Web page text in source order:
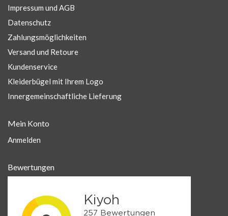
Impressum und AGB
Datenschutz
Zahlungsmöglichkeiten
Versand und Retoure
Kundenservice
Kleiderbügel mit Ihrem Logo
Innergemeinschaftliche Lieferung
Mein Konto
Anmelden
Bewertungen